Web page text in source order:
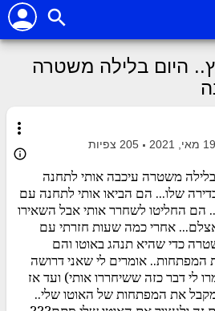
search
person
היום בלילה משטרה
more_vert
19 מאי, 2021 205 צפיות
info_outline
בלילה משטרה עיכבה אותי לתחנה
שלו... הם הביאו אותי לתחנה עם
הם החליטו לשחרר אותי אבל השאירו
אחרי כמה שעות חזרתי עם
כדי שהיא תנהג באוטו והם
המפתחות.. אומרים לי שאני דרושה
לי דבר כזה ששיחררו אותי) ועד אז
את המפתחות של האוטו שלי..